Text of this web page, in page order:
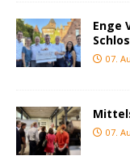
Enge
07.
07.